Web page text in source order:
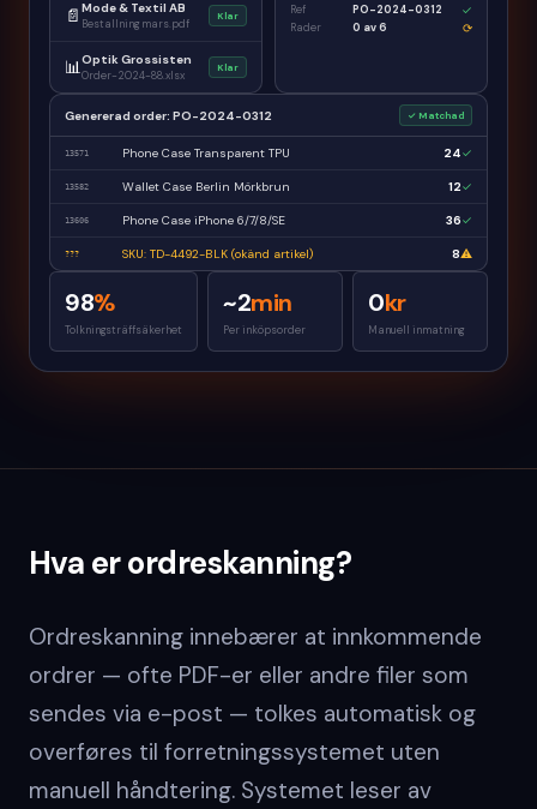
📄 Mode & Textil AB
Bestallning mars.pdf
Klar
📊 Optik Grossisten
Order-2024-88.xlsx
Klar
Ref PO-2024-0312 ✓
Rader 0 av 6 ⟳
Genererad order: PO-2024-0312 ✓ Matchad
13571 Phone Case Transparent TPU 24✓
13582 Wallet Case Berlin Mörkbrun 12✓
13606 Phone Case iPhone 6/7/8/SE 36✓
??? SKU: TD-4492-BLK (okänd artikel) 8⚠
98%
Tolkningsträffsäkerhet
~2min
Per inköpsorder
0kr
Manuell inmatning
Hva er ordreskanning?
Ordreskanning innebærer at innkommende
ordrer — ofte PDF-er eller andre filer som
sendes via e-post — tolkes automatisk og
overføres til forretningssystemet uten
manuell håndtering. Systemet leser av